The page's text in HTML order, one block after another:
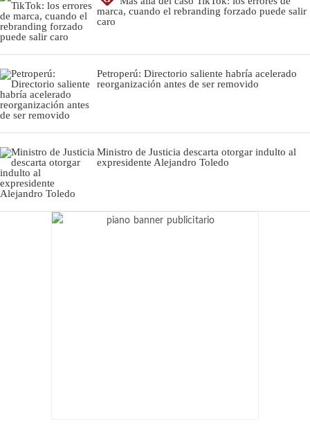
marca, cuando el rebranding forzado puede salir
caro
Petroperú: Directorio saliente habría acelerado
reorganización antes de ser removido
Ministro de Justicia descarta otorgar indulto al
expresidente Alejandro Toledo